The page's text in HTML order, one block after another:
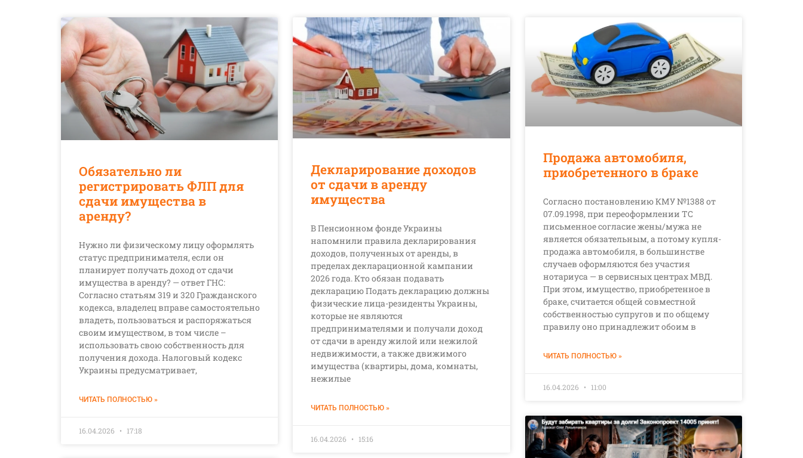
Обязательно ли
регистрировать ФЛП для
сдачи имущества в
аренду?
Нужно ли физическому лицу оформлять
статус предпринимателя, если он
планирует получать доход от сдачи
имущества в аренду? — ответ ГНС:
Согласно статьям 319 и 320 Гражданского
кодекса, владелец вправе самостоятельно
владеть, пользоваться и распоряжаться
своим имуществом, в том числе –
использовать свою собственность для
получения дохода. Налоговый кодекс
Украины предусматривает,
ЧИТАТЬ ПОЛНОСТЬЮ »
16.04.2026 17:18
Декларирование доходов
от сдачи в аренду
имущества
В Пенсионном фонде Украины
напомнили правила декларирования
доходов, полученных от аренды, в
пределах декларационной кампании
2026 года. Кто обязан подавать
декларацию Подать декларацию должны
физические лица-резиденты Украины,
которые не являются
предпринимателями и получали доход
от сдачи в аренду жилой или нежилой
недвижимости, а также движимого
имущества (квартиры, дома, комнаты,
нежилые
ЧИТАТЬ ПОЛНОСТЬЮ »
16.04.2026 15:16
Продажа автомобиля,
приобретенного в браке
Согласно постановлению КМУ №1388 от
07.09.1998, при переоформлении ТС
письменное согласие жены/мужа не
является обязательным, а потому купля-
продажа автомобиля, в большинстве
случаев оформляются без участия
нотариуса — в сервисных центрах МВД.
При этом, имущество, приобретенное в
браке, считается общей совместной
собственностью супругов и по общему
правилу оно принадлежит обоим в
ЧИТАТЬ ПОЛНОСТЬЮ »
16.04.2026 11:00